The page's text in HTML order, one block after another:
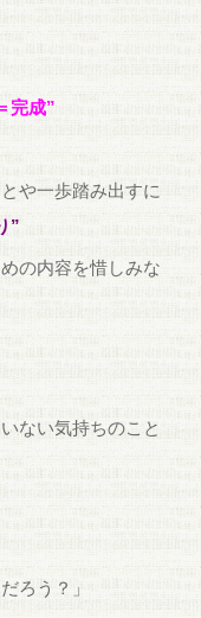
完成”
や一歩踏み出すに
”
の内容を惜しみな
ない気持ちのこと
ろう？」